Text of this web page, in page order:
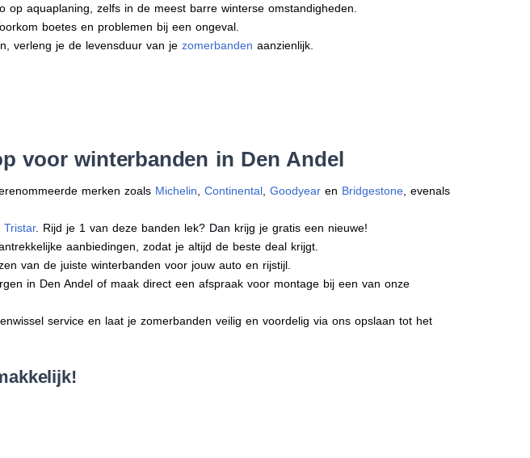
aquaplaning, zelfs in de meest barre winterse omstandigheden.
boetes en problemen bij een ongeval.
verleng je de levensduur van jezomerbanden aanzienlijk.
voor winterbanden in Den Andel
merken zoals Michelin ,Continental ,Goodyear en Bridgestone , evenals
Tristar. Rijd je 1 van deze banden lek? Dan krijg je gratis een nieuwe!
aanbiedingen, zodat je altijd de beste deal krijgt.
van de juiste winterbanden voor jouw auto en rijstijl.
in Den Andel of maak direct een afspraak voor montage bij een van onze
service en laat je zomerbanden veilig en voordelig via ons opslaan tot het